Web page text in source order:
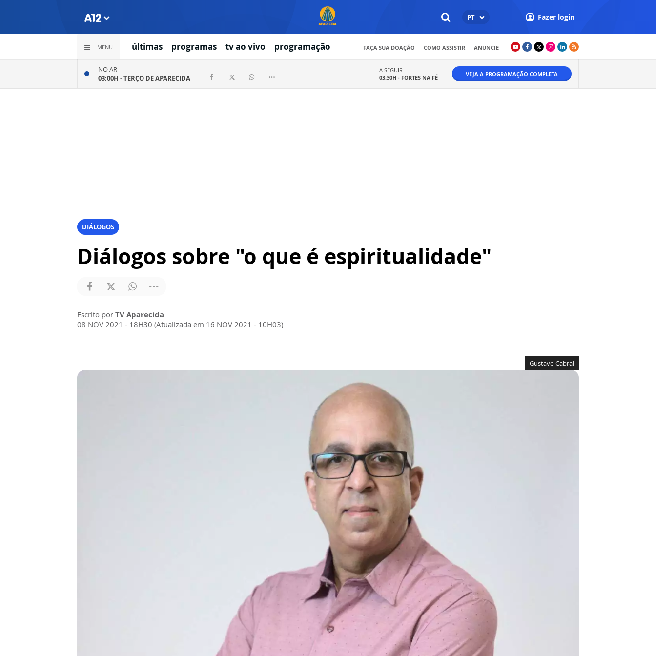
PT Fazer login
MENU últimas programas tv ao vivo programação FAÇA SUA DOAÇÃO COMO ASSISTIR ANUNCIE
NO AR
03:00H -TERÇO DE APARECIDA
A SEGUIR
03:30H - FORTES NA FÉ VEJA A PROGRAMAÇÃO COMPLETA
DIÁLOGOS
Diálogos sobre "o que é espiritualidade"
Escrito por TV Aparecida
08 NOV 2021 - 18H30 (Atualizada em 16 NOV 2021 - 10H03)
Gustavo Cabral